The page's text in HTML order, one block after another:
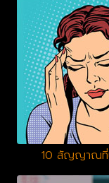
10 สัญญาณที่